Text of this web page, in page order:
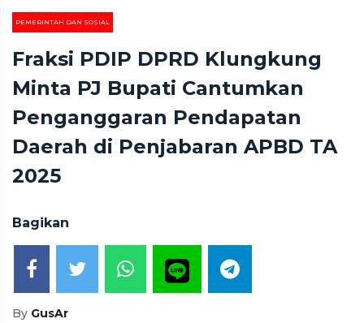
PEMERINTAH DAN SOSIAL
Fraksi PDIP DPRD Klungkung
Minta PJ Bupati Cantumkan
Penganggaran Pendapatan
Daerah di Penjabaran APBD TA
2025
Bagikan
By GusAr